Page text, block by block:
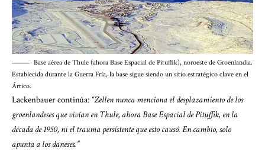
Base aérea de Thule (ahora Base Espacial de Pituffik), noroeste de Groenlandia.
Establecida durante la Guerra Fría, la base sigue siendo un sitio estratégico clave en el
Ártico.
Lackenbauer continúa: “Zellen nunca menciona el desplazamiento de los
groenlandeses que vivían en Thule, ahora Base Espacial de Pituffik, en la
década de 1950, ni el trauma persistente que esto causó. En cambio, solo
apunta a los daneses.”